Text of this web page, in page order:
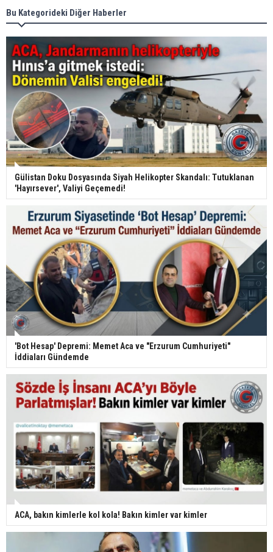
Bu Kategorideki Diğer Haberler
Gülistan Doku Dosyasında Siyah Helikopter Skandalı: Tutuklanan
'Hayırsever', Valiyi Geçemedi!
'Bot Hesap' Depremi: Memet Aca ve "Erzurum Cumhuriyeti"
İddiaları Gündemde
ACA, bakın kimlerle kol kola! Bakın kimler var kimler